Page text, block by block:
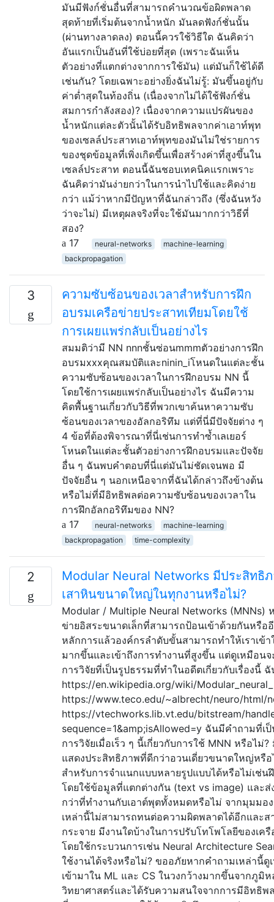
มันมีฟังก์ชั่นอื่นที่สามารถคำนวณข้อผิดพลาด
สุดท้ายที่เริ่มต้นจากน้ำหนัก มันลดฟังก์ชั่นนั้น
(ผ่านทางลาดลง) ตอนนี้ควรใช้วิธีใด ฉันคิดว่า
อันแรกเป็นอันที่ใช้บ่อยที่สุด (เพราะฉันเห็น
ตัวอย่างที่แตกต่างจากการใช้มัน) แต่มันก็ใช้ได้ดี
เช่นกัน? โดยเฉพาะอย่างยิ่งฉันไม่รู้: มันขึ้นอยู่กับ
ค่าต่ำสุดในท้องถิ่น (เนื่องจากไม่ได้ใช้ฟังก์ชั่น
สมการกำลังสอง)? เนื่องจากความแปรผันของ
น้ำหนักแต่ละตัวนั้นได้รับอิทธิพลจากค่าเอาท์พุท
ของเซลล์ประสาทเอาท์พุทของมันไม่ใช่รายการ
ของชุดข้อมูลที่เพิ่งเกิดขึ้นเพื่อสร้างค่าที่สูงขึ้นใน
เซลล์ประสาท ตอนนี้ฉันชอบเทคนิคแรกเพราะ
ฉันคิดว่ามันง่ายกว่าในการนำไปใช้และคิดง่าย
กว่า แม้ว่าหากมีปัญหาที่ฉันกล่าวถึง (ซึ่งฉันหวัง
ว่าจะไม่) มีเหตุผลจริงที่จะใช้มันมากกว่าวิธีที่
สอง?
17
neural-networks
machine-learning
backpropagation
3
ความซับซ้อนของเวลาสำหรับการฝึก
อบรมเครือข่ายประสาทเทียมโดยใช้
การเผยแพร่กลับเป็นอย่างไร
สมมติว่ามี NN nnnชั้นซ่อนmmmตัวอย่างการฝึก
อบรมxxxคุณสมบัติและninin_iโหนดในแต่ละชั้น
ความซับซ้อนของเวลาในการฝึกอบรม NN นี้
โดยใช้การเผยแพร่กลับเป็นอย่างไร ฉันมีความ
คิดพื้นฐานเกี่ยวกับวิธีที่พวกเขาค้นหาความซับ
ซ้อนของเวลาของอัลกอริทึม แต่ที่นี่มีปัจจัยต่าง ๆ
4 ข้อที่ต้องพิจารณาที่นี่เช่นการทำซ้ำเลเยอร์
โหนดในแต่ละชั้นตัวอย่างการฝึกอบรมและปัจจัย
อื่น ๆ ฉันพบคำตอบที่นี่แต่มันไม่ชัดเจนพอ มี
ปัจจัยอื่น ๆ นอกเหนือจากที่ฉันได้กล่าวถึงข้างต้น
หรือไม่ที่มีอิทธิพลต่อความซับซ้อนของเวลาใน
การฝึกอัลกอริทึมของ NN?
17
neural-networks
machine-learning
backpropagation
time-complexity
2
Modular Neural Networks มีประสิทธิ
เสาหินขนาดใหญ่ในทุกงานหรือไม่?
Modular / Multiple Neural Networks (MNNs)
ข่ายอิสระขนาดเล็กที่สามารถป้อนเข้าด้วยกันหรือ
หลักการแล้วองค์กรลำดับขั้นสามารถทำให้เราเ
มากขึ้นและเข้าถึงการทำงานที่สูงขึ้น แต่ดูเหมือน
การวิจัยที่เป็นรูปธรรมที่ทำในอดีตเกี่ยวกับเรื่องนี้
https://en.wikipedia.org/wiki/
https://www.teco.edu/~albrecht/neuro/html/
https://vtechworks.lib.vt.edu/bitstream/
sequence=1&amp;isAllowed=y ฉันมีคำถามที่เ
การวิจัยเมื่อเร็ว ๆ นี้เกี่ยวกับการใช้ MNN หรือไม่
แสดงประสิทธิภาพที่ดีกว่าอวนเดี่ยวขนาดใหญ่หรือ
สำหรับการจำแนกแบบหลายรูปแบบได้หรือไม่เช่น
โดยใช้ข้อมูลที่แตกต่างกัน (text vs image) และส่
กว่าที่ทำงานกับเอาต์พุตทั้งหมดหรือไม่ จากมุมมอ
เหล่านี้ไม่สามารถทนต่อความผิดพลาดได้อีกและส
กระจาย มีงานใดบ้างในการปรับโทโพโลยีของเค
โดยใช้กระบวนการเช่น Neural Architecture
ใช้งานได้จริงหรือไม่? ขออภัยหากคำถามเหล่านี้ดู
เข้ามาใน ML และ CS ในวงกว้างมากขึ้นจากภูมิ
วิทยาศาสตร์และได้รับความสนใจจากการมีอิทธิ